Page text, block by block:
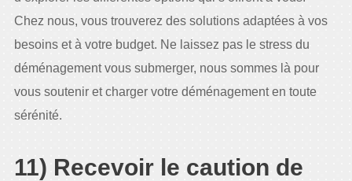
Chez nous, vous trouverez des solutions adaptées à vos
besoins et à votre budget. Ne laissez pas le stress du
déménagement vous submerger, nous sommes là pour
vous soutenir et charger votre déménagement en toute
sérénité.
11) Recevoir le caution de